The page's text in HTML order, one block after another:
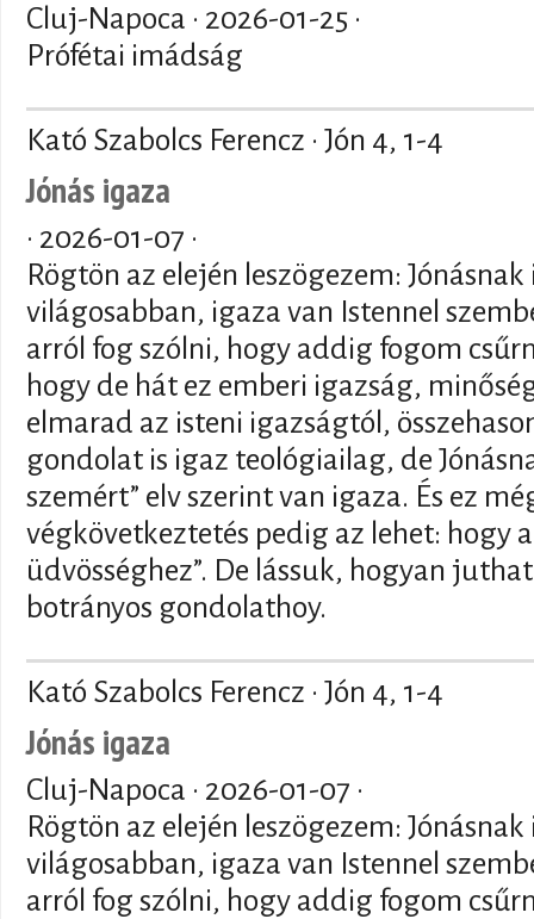
Cluj-Napoca · 2026-01-25 ·
Prófétai imádság
Kató Szabolcs Ferencz · Jón 4, 1-4
Jónás igaza
· 2026-01-07 ·
Rögtön az elején leszögezem:
világosabban, igaza van Istennel
arról fog szólni, hogy addig fogom
hogy de hát ez emberi igazság,
elmarad az isteni igazságtól,
gondolat is igaz teológiailag, de
szemért” elv szerint van igaza. És ez
végkövetkeztetés pedig az lehet: hogy
üdvösséghez”. De lássuk, hogyan
botrányos gondolathoy.
Kató Szabolcs Ferencz · Jón 4, 1-4
Jónás igaza
Cluj-Napoca · 2026-01-07 ·
Rögtön az elején leszögezem:
világosabban, igaza van Istennel
arról fog szólni, hogy addig fogom